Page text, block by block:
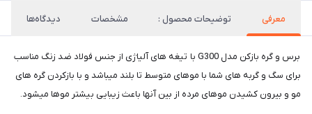
معرفی توضیحات محصول : مشخصات دیدگاه‌ها
برس و گره بازکن مدل G300 با تیغه های آلیاژی از جنس فولاد ضد زنگ مناسب
برای سگ و گربه های شما با موهای متوسط تا بلند میباشد و با بازکردن گره های
مو و بیرون کشیدن موهای مرده از بین آنها باعث زیبایی بیشتر موها میشود.